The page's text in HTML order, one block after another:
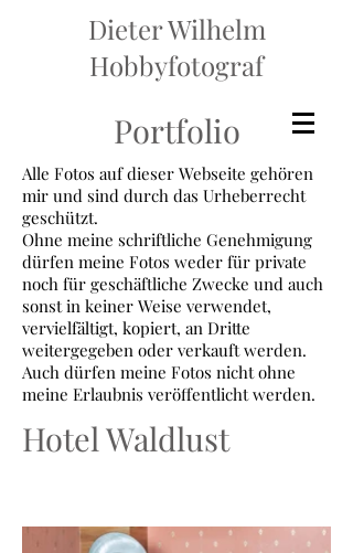
Dieter Wilhelm
Hobbyfotograf
Portfolio
Alle Fotos auf dieser Webseite gehören
mir und sind durch das Urheberrecht
geschützt.
Ohne meine schriftliche Genehmigung
dürfen meine Fotos weder für private
noch für geschäftliche Zwecke und auch
sonst in keiner Weise verwendet,
vervielfältigt, kopiert, an Dritte
weitergegeben oder verkauft werden.
Auch dürfen meine Fotos nicht ohne
meine Erlaubnis veröffentlicht werden.
Hotel Waldlust